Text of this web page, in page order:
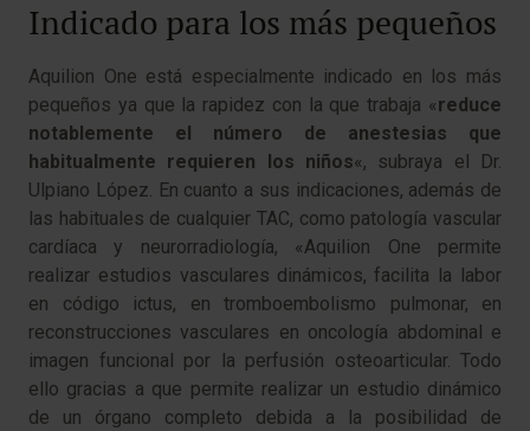
Indicado para los más pequeños
Aquilion One está especialmente indicado en los más
pequeños ya que la rapidez con la que trabaja «reduce
notablemente el número de anestesias que
habitualmente requieren los niños«, subraya el Dr.
Ulpiano López. En cuanto a sus indicaciones, además de
las habituales de cualquier TAC, como patología vascular
cardíaca y neurorradiología, «Aquilion One permite
realizar estudios vasculares dinámicos, facilita la labor
en código ictus, en tromboembolismo pulmonar, en
reconstrucciones vasculares en oncología abdominal e
imagen funcional por la perfusión osteoarticular. Todo
ello gracias a que permite realizar un estudio dinámico
de un órgano completo debida a la posibilidad de